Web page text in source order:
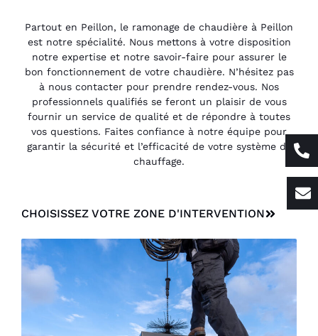
Partout en Peillon, le ramonage de chaudière à Peillon
est notre spécialité. Nous mettons à votre disposition
notre expertise et notre savoir-faire pour assurer le
bon fonctionnement de votre chaudière. N’hésitez pas
à nous contacter pour prendre rendez-vous. Nos
professionnels qualifiés se feront un plaisir de vous
fournir un service de qualité et de répondre à toutes
vos questions. Faites confiance à notre équipe pour
garantir la sécurité et l’efficacité de votre système de
chauffage.
CHOISISSEZ VOTRE ZONE D'INTERVENTION